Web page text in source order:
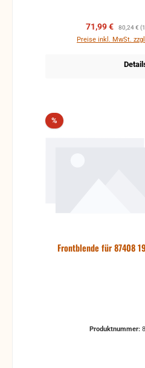
Verkaufspreis:
71,99 € Regulärer
80,24 €
Preise inkl. MwSt.
%Rabatt
Frontblende für 87408
Produktnummer: